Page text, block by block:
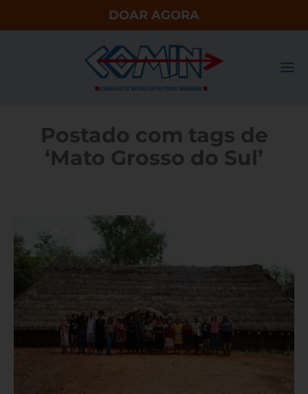
DOAR AGORA
Postado com tags de
‘Mato Grosso do Sul’